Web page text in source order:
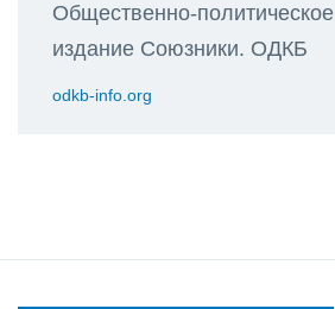
Общественно-политическое
издание Союзники. ОДКБ
odkb-info.org